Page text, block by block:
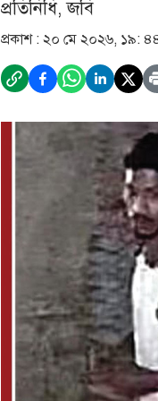
প্রতিনিধি, জবি
প্রকাশ : ২০ মে ২০২৬, ১৯: